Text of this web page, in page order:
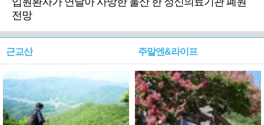
전망
근교산 주말엔&라이프